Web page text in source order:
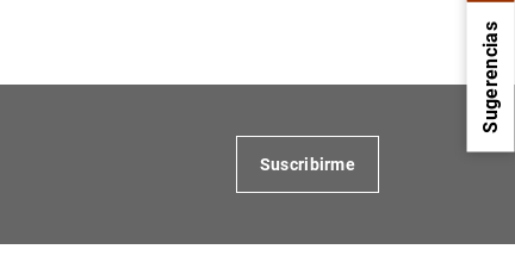
Sugerencias
Suscribirme